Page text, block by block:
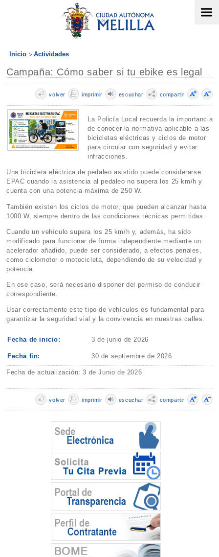
Inicio Actividades
Campaña: Cómo saber si tu ebike es legal
compartir
escuchar
imprimir
volver
La Policía Local recuerda la importancia
de conocer la normativa aplicable a las
bicicletas eléctricas y ciclos de motor
para circular con seguridad y evitar
infracciones.
Una bicicleta eléctrica de pedaleo asistido puede considerarse
EPAC cuando la asistencia al pedaleo no supera los 25 km/h y
cuenta con una potencia máxima de 250 W.
También existen los ciclos de motor, que pueden alcanzar hasta
1000 W, siempre dentro de las condiciones técnicas permitidas.
Cuando un vehículo supera los 25 km/h y, además, ha sido
modificado para funcionar de forma independiente mediante un
acelerador añadido, puede ser considerado, a efectos penales,
como ciclomotor o motocicleta, dependiendo de su velocidad y
potencia.
En ese caso, será necesario disponer del permiso de conducir
correspondiente.
Usar correctamente este tipo de vehículos es fundamental para
garantizar la seguridad vial y la convivencia en nuestras calles.
Fecha de inicio: 3 de junio de 2026
Fecha fin: 30 de septiembre de 2026
Fecha de actualización: 3 de Junio de 2026
compartir
escuchar
imprimir
volver